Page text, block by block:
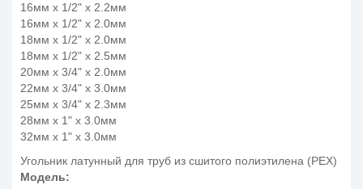
16мм x 1/2" x 2.2мм
16мм x 1/2" x 2.0мм
18мм x 1/2" x 2.0мм
18мм x 1/2" x 2.5мм
20мм x 3/4" x 2.0мм
22мм x 3/4" x 3.0мм
25мм x 3/4" x 2.3мм
28мм x 1" x 3.0мм
32мм x 1" x 3.0мм
Угольник латунный для труб из сшитого полиэтилена (PEX)
Модель: